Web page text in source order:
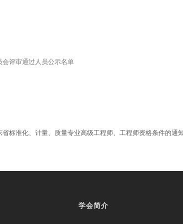
评审通过人员公示名单
省标准化、计量、质量专业高级工程师、工程师资格条件的通
学会简介